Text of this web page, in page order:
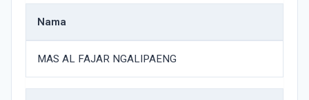
Nama
MAS AL FAJAR NGALIPAENG